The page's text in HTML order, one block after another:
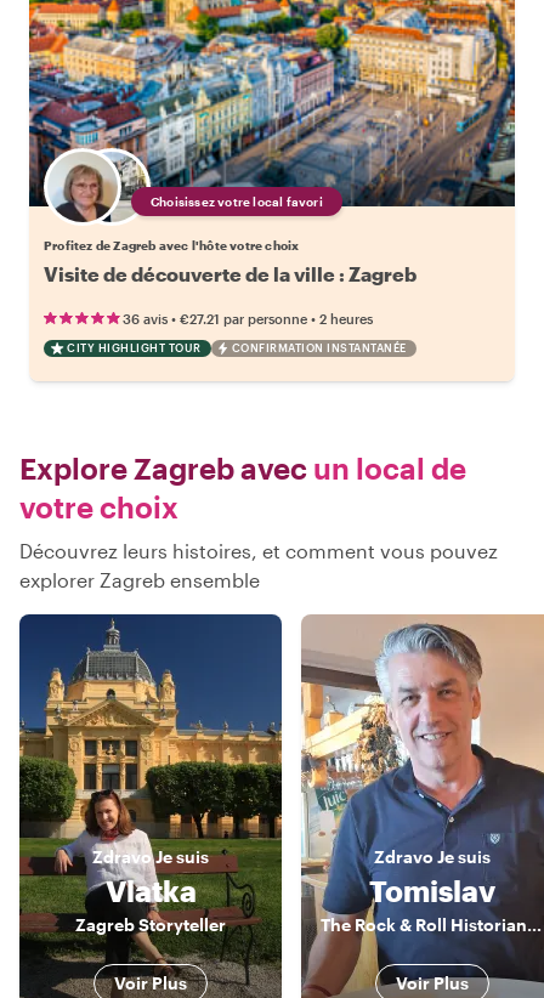
Choisissez votre local favori
Profitez de Zagreb avec l'hôte votre choix
Visite de découverte de la ville : Zagreb
36 avis • €27.21 par personne • 2 heures
CITY HIGHLIGHT TOUR CONFIRMATION INSTANTANÉE
Explore Zagreb avec un local de
votre choix
Découvrez leurs histoires, et comment vous pouvez
explorer Zagreb ensemble
ZdravoJe suis
Vlatka
Zagreb Storyteller
Voir Plus
ZdravoJe suis
Tomislav
The Rock & Roll Historian and The Food Guru
Voir Plus